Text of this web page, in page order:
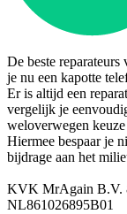
De beste
je nu een kapotte
Er is altijd een
vergelijk je
weloverwegen
Hiermee bespaar je
bijdrage aan het
KVK MrAgain B.V.
NL861026895B01